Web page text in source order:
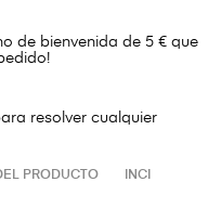
de bienvenida de 5 € que
resolver cualquier
PRODUCTO INCI